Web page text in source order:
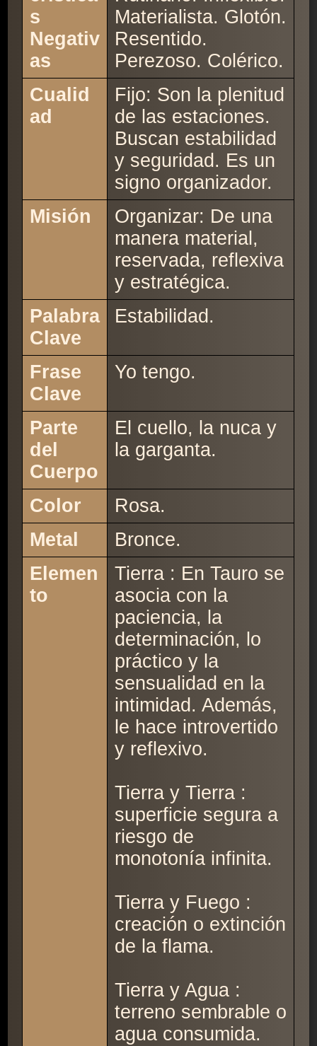
s
Negativ
as
Materialista. Glotón.
Resentido.
Perezoso. Colérico.
Cualid
ad
Fijo: Son la plenitud
de las estaciones.
Buscan estabilidad
y seguridad. Es un
signo organizador.
Misión
Organizar: De una
manera material,
reservada, reflexiva
y estratégica.
Palabra
Clave
Estabilidad.
Frase
Clave
Yo tengo.
Parte
del
Cuerpo
El cuello, la nuca y
la garganta.
Color
Rosa.
Metal
Bronce.
Elemen
to
Tierra : En Tauro se
asocia con la
paciencia, la
determinación, lo
práctico y la
sensualidad en la
intimidad. Además,
le hace introvertido
y reflexivo.
Tierra y Tierra :
superficie segura a
riesgo de
monotonía infinita.
Tierra y Fuego :
creación o extinción
de la flama.
Tierra y Agua :
terreno sembrable o
agua consumida.